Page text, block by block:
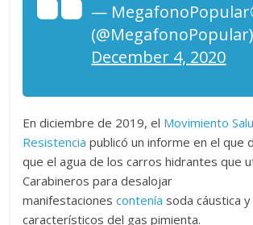
—
(@MegafonoPopular)
December 4, 2020
En diciembre de 2019, el Movimiento
Resistencia publicó un informe en el que
que el agua de los carros hidrantes que
Carabineros para desalojar
manifestacionescontenía soda cáustica
característicos del gas pimienta.